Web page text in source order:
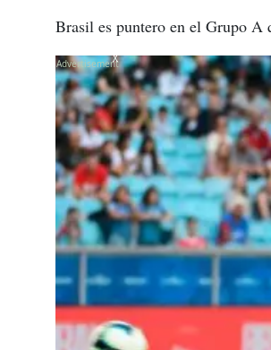
Brasil es puntero en el Grupo A
X
X